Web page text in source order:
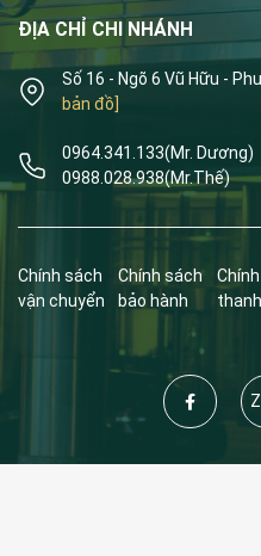
ĐỊA CHỈ CHI NHÁNH
Số 16 - Ngõ 6 Vũ Hữu -
bản đồ]
0964.341.133(Mr. Dương)
0988.028.938(Mr.Thế)
Chính sách
vận chuyển
Chính sách
bảo hành